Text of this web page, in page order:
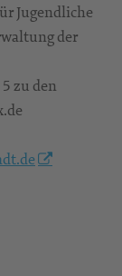
Jugendliche
der
zu den